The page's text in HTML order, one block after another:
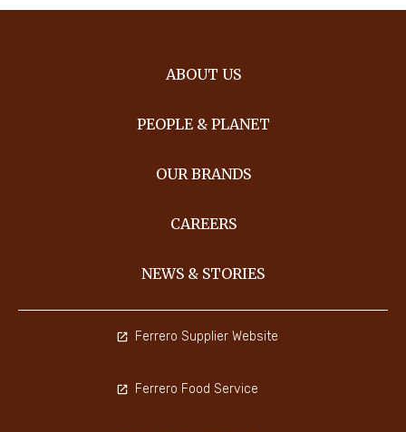
ABOUT US
PEOPLE & PLANET
OUR BRANDS
CAREERS
NEWS & STORIES
Ferrero Supplier Website
Ferrero Food Service